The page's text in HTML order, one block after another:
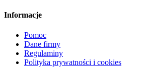
Informacje
Pomoc
Dane firmy
Regulaminy
Polityka prywatności i cookies